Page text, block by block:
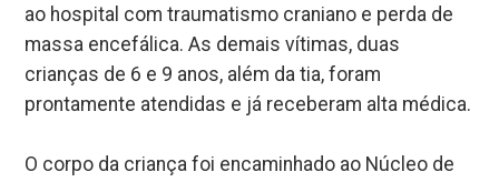
ao hospital com traumatismo craniano e perda de
massa encefálica. As demais vítimas, duas
crianças de 6 e 9 anos, além da tia, foram
prontamente atendidas e já receberam alta médica.
O corpo da criança foi encaminhado ao Núcleo de